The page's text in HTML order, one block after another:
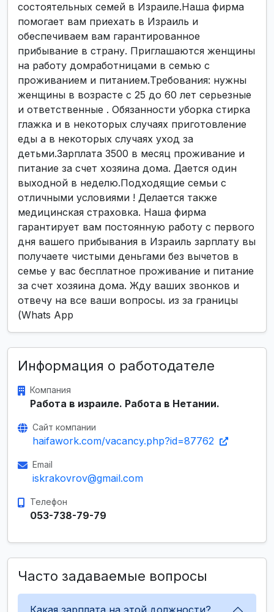
состоятельных семей в Израиле.Наша фирма
помогает вам приехать в Израиль и
обеспечиваем вам гарантированное
прибывание в страну. Приглашаются женщины
на работу домработницами в семью с
проживанием и питанием.Требования: нужны
женщины в возрасте с 25 до 60 лет серьезные
и ответственные . Обязанности уборка стирка
глажка и в некоторых случаях приготовление
еды а в некоторых случаях уход за
детьми.Зарплата 3500 в месяц проживание и
питание за счет хозяина дома. Дается один
выходной в неделю.Подходящие семьи с
отличными условиями ! Делается также
медицинская страховка. Наша фирма
гарантирует вам постоянную работу с первого
дня вашего прибывания в Израиль зарплату вы
получаете чистыми деньгами без вычетов в
семье у вас бесплатное проживание и питание
за счет хозяина дома. Жду ваших звонков и
отвечу на все ваши вопросы. из за границы
(Whats App
Информация о работодателе
Компания
Работа в израиле. Работа в Нетании.
Сайт компании
haifawork.com/vacancy.php?id=87762
Email
iskrakovrov@gmail.com
Телефон
053-738-79-79
Часто задаваемые вопросы
Какая зарплата на этой должности?